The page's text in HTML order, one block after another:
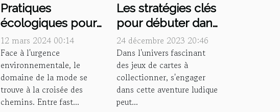
Pratiques
écologiques pour
une mode durable
par les femmes
12 mars 2024 00:14
Face à l'urgence
environnementale, le
domaine de la mode se
trouve à la croisée des
chemins. Entre fast...
Les stratégies clés
pour débuter dans
les TCG sans se
ruiner
24 décembre 2023 20:46
Dans l'univers fascinant
des jeux de cartes à
collectionner, s'engager
dans cette aventure ludique
peut...